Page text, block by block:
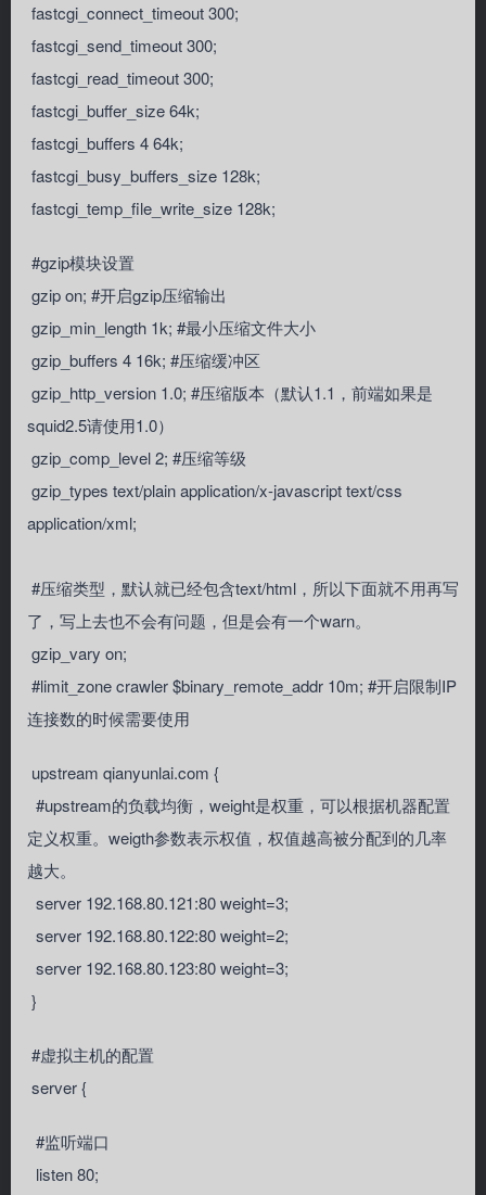
fastcgi_connect_timeout 300;
fastcgi_send_timeout 300;
fastcgi_read_timeout 300;
fastcgi_buffer_size 64k;
fastcgi_buffers 4 64k;
fastcgi_busy_buffers_size 128k;
fastcgi_temp_file_write_size 128k;
#gzip模块设置
gzip on; #开启gzip压缩输出
gzip_min_length 1k; #最小压缩文件大小
gzip_buffers 4 16k; #压缩缓冲区
gzip_http_version 1.0; #压缩版本（默认1.1，前端如果是
squid2.5请使用1.0）
gzip_comp_level 2; #压缩等级
gzip_types text/plain application/x-javascript text/css
application/xml;
#压缩类型，默认就已经包含text/html，所以下面就不用再写
了，写上去也不会有问题，但是会有一个warn。
gzip_vary on;
#limit_zone crawler $binary_remote_addr 10m; #开启限制IP
连接数的时候需要使用
upstream qianyunlai.com {
#upstream的负载均衡，weight是权重，可以根据机器配置
定义权重。weigth参数表示权值，权值越高被分配到的几率
越大。
server 192.168.80.121:80 weight=3;
server 192.168.80.122:80 weight=2;
server 192.168.80.123:80 weight=3;
}
#虚拟主机的配置
server {
#监听端口
listen 80;